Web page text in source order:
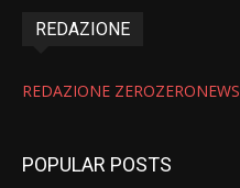
REDAZIONE
REDAZIONE ZEROZERONEWS
POPULAR POSTS